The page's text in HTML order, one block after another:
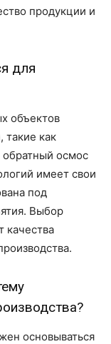
продукции и
для
объектов
такие как
обратный осмос
имеет свои
под
Выбор
качества
основываться